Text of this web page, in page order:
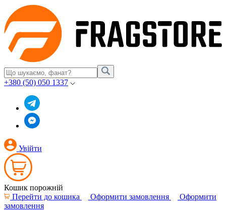
+380 (50) 050 1337
Увійти
Кошик порожній
Перейти до кошика
Оформити замовлення
Оформити
замовлення